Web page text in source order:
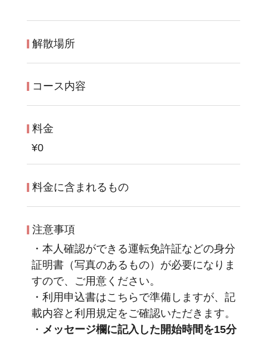
解散場所
コース内容
料金
¥0
料金に含まれるもの
注意事項
・本人確認ができる運転免許証などの身分
証明書（写真のあるもの）が必要になりま
すので、ご用意ください。
・利用申込書はこちらで準備しますが、記
載内容と利用規定をご確認いただきます。
・ メッセージ欄に記入した開始時間を15分